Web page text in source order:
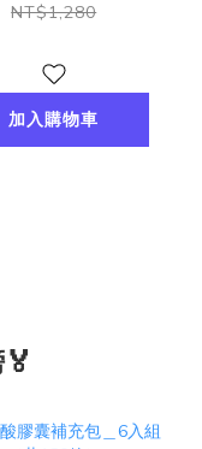
NT$1,280
加入購物車